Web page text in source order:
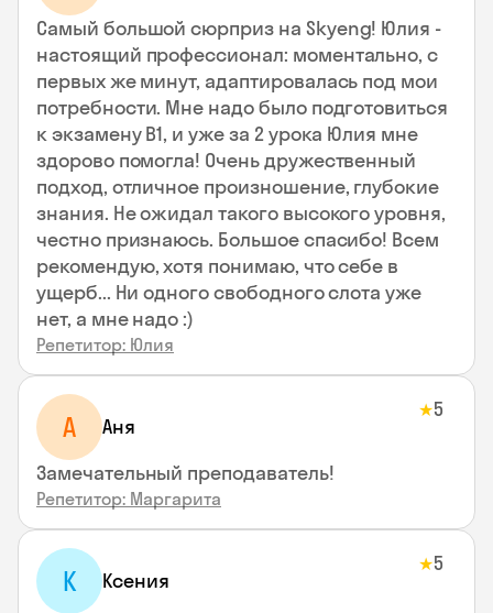
Самый большой сюрприз на Skyeng! Юлия -
настоящий профессионал: моментально, с
первых же минут, адаптировалась под мои
потребности. Мне надо было подготовиться
к экзамену В1, и уже за 2 урока Юлия мне
здорово помогла! Очень дружественный
подход, отличное произношение, глубокие
знания. Не ожидал такого высокого уровня,
честно признаюсь. Большое спасибо! Всем
рекомендую, хотя понимаю, что себе в
ущерб... Ни одного свободного слота уже
нет, а мне надо :)
Репетитор: Юлия
А Аня
★5
Замечательный преподаватель!
Репетитор: Маргарита
К Ксения
★5